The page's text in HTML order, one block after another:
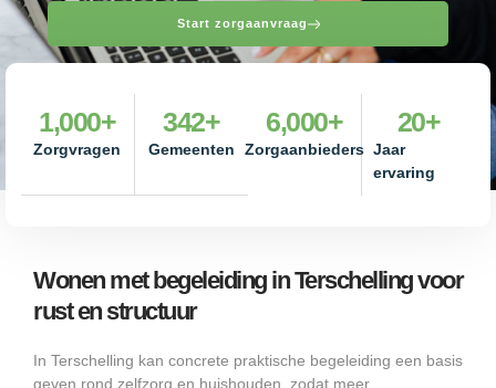
Start zorgaanvraag
Zorgvragen
1,000+
Gemeenten
342+
Zorgaanbieders
6,000+
Jaar
ervaring
20+
Wonen met begeleiding in Terschelling voor
rust en structuur
In Terschelling kan concrete praktische begeleiding een basis
geven rond zelfzorg en huishouden, zodat meer